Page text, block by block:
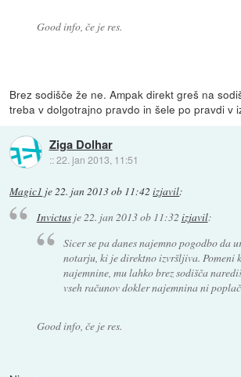
Good info, če je res.
Brez sodišče že ne. Ampak direkt greš na
treba v dolgotrajno pravdo in šele po pravdi v
Ziga Dolhar
::22. jan 2013, 11:51
Magic1 je 22. jan 2013 ob 11:42 izjavil:
Invictusje22. jan 2013 ob 11:32 izjavil:
Sicer se pa danes najemno pogodbo da
notarju, ki je direktno izvršljiva. Pomeni
najemnine, mu lahko brez sodišča
vseh računov dokler najemnina ni
Good info, če je res.